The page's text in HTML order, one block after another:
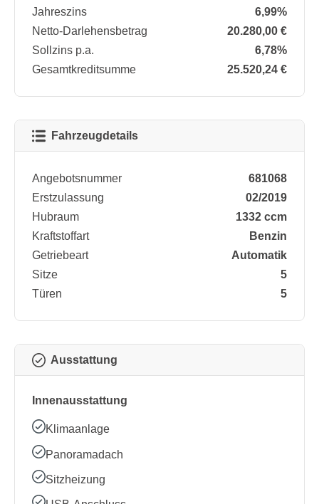
Jahreszins
6,99%
Netto-Darlehensbetrag
20.280,00 €
Sollzins p.a.
6,78%
Gesamtkreditsumme
25.520,24 €
Fahrzeugdetails
Angebotsnummer
681068
Erstzulassung
02/2019
Hubraum
1332 ccm
Kraftstoffart
Benzin
Getriebeart
Automatik
Sitze
5
Türen
5
Ausstattung
Innenausstattung
Klimaanlage
Panoramadach
Sitzheizung